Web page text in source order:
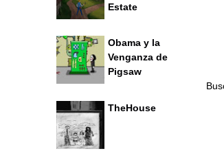
Estate
Obama y la
Venganza de
Pigsaw
TheHouse